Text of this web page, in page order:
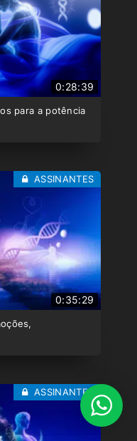
0:28:39
para a potência
0:35:29
ASSINANTES
ASSINANTES